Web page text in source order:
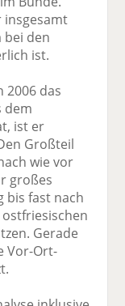
insgesamt
bei den
ist.
2006 das
dem
ist er
Großteil
wie vor
großes
bis fast nach
Gerade
Vor-Ort-